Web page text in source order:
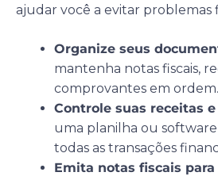
ajudar você a evitar problemas
Organize seus
mantenha notas fiscais,
comprovantes em ordem.
Controle suas receitas e
uma planilha ou
todas as transações
Emita notas fiscais